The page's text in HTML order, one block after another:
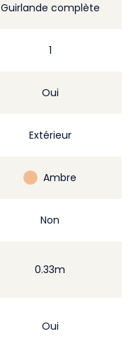
Guirlande complète
1
Oui
Extérieur
Ambre
Non
0.33m
Oui